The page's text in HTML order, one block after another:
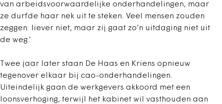
van arbeidsvoorwaardelijke onderhandelingen, maar
ze durfde haar nek uit te steken. Veel mensen zouden
zeggen: liever niet, maar zij gaat zo’n uitdaging niet uit
de weg.’
Twee jaar later staan De Haas en Kriens opnieuw
tegenover elkaar bij cao-onderhandelingen.
Uiteindelijk gaan de werkgevers akkoord met een
loonsverhoging, terwijl het kabinet wil vasthouden aan